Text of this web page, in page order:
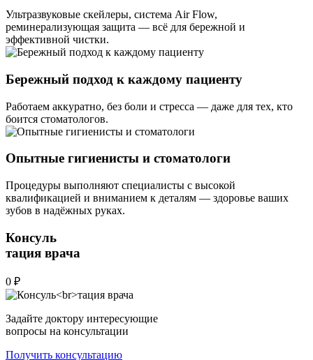
Ультразвуковые скейлеры, система Air Flow,
реминерализующая защита — всё для бережной и
эффективной чистки.
Бережный подход к каждому пациенту
Работаем аккуратно, без боли и стресса — даже для тех, кто
боится стоматологов.
Опытные гигиенисты и стоматологи
Процедуры выполняют специалисты с высокой
квалификацией и вниманием к деталям — здоровье ваших
зубов в надёжных руках.
Консуль
тация врача
0 ₽
Задайте доктору интересующие
вопросы на консультации
Получить консультацию